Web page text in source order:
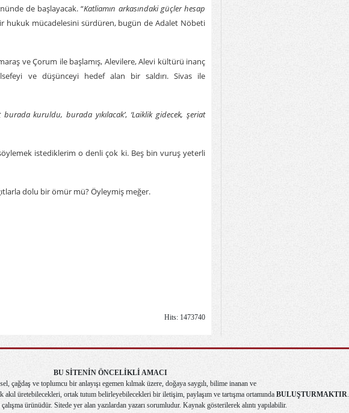
de başlayacak. “Katliamın arkasındaki güçler hesap
hukuk mücadelesini sürdüren, bugün de Adalet Nöbeti
ve Çorum ile başlamış, Alevilere, Alevi kültürü inanç
ve düşünceyi hedef alan bir saldırı. Sivas ile
burada kuruldu, burada yıkılacak’, ‘Laiklik gidecek, şeriat
istediklerim o denli çok ki. Beş bin vuruş yeterli
dolu bir ömür mü? Öyleymiş meğer.
Hits: 1473740
BU SİTENİN ÖNCELİKLİ AMACI
çağdaş ve toplumcu bir anlayışı egemen kılmak üzere, doğaya saygılı, bilime inanan ve
akıl üretebilecekleri, ortak tutum belirleyebilecekleri bir iletişim, paylaşım ve tartışma ortamında BULUŞTURMAKTIR.
ürünüdür. Sitede yer alan yazılardan yazarı sorumludur. Kaynak gösterilerek alıntı yapılabilir.